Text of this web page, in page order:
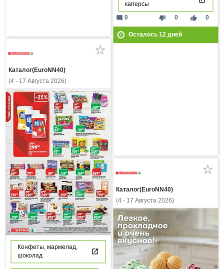
каперсы
thumb_down 0 thumb_up 0
mode_comment 0
Осталось 12дней
Каталог(EuroNN40)
(4 - 17 Августа 2026)
Конфеты, мармелад,
шоколад
Каталог(EuroNN40)
(4 - 17 Августа 2026)